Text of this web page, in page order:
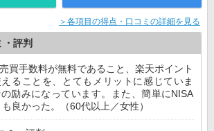
＞各項目の得点・口コミの詳細を見る
評判
買手数料が無料であること、楽天ポイント
ることを、とてもメリットに感じていま
励みになっています。また、簡単にNISA
良かった。（60代以上／女性）